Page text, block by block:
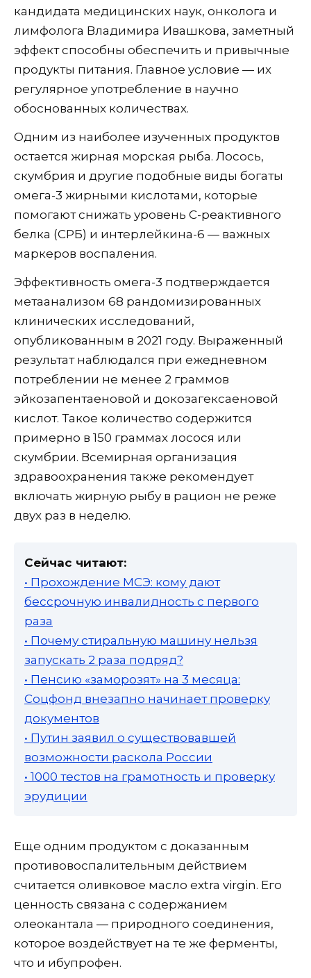
кандидата медицинских наук, онколога и
лимфолога Владимира Ивашкова, заметный
эффект способны обеспечить и привычные
продукты питания. Главное условие — их
регулярное употребление в научно
обоснованных количествах.
Одним из наиболее изученных продуктов
остается жирная морская рыба. Лосось,
скумбрия и другие подобные виды богаты
омега-3 жирными кислотами, которые
помогают снижать уровень С-реактивного
белка (СРБ) и интерлейкина-6 — важных
маркеров воспаления.
Эффективность омега-3 подтверждается
метаанализом 68 рандомизированных
клинических исследований,
опубликованным в 2021 году. Выраженный
результат наблюдался при ежедневном
потреблении не менее 2 граммов
эйкозапентаеновой и докозагексаеновой
кислот. Такое количество содержится
примерно в 150 граммах лосося или
скумбрии. Всемирная организация
здравоохранения также рекомендует
включать жирную рыбу в рацион не реже
двух раз в неделю.
Сейчас читают:
• Прохождение МСЭ: кому дают
бессрочную инвалидность с первого
раза
• Почему стиральную машину нельзя
запускать 2 раза подряд?
• Пенсию «заморозят» на 3 месяца:
Соцфонд внезапно начинает проверку
документов
• Путин заявил о существовавшей
возможности раскола России
• 1000 тестов на грамотность и проверку
эрудиции
Еще одним продуктом с доказанным
противовоспалительным действием
считается оливковое масло extra virgin. Его
ценность связана с содержанием
олеокантала — природного соединения,
которое воздействует на те же ферменты,
что и ибупрофен.